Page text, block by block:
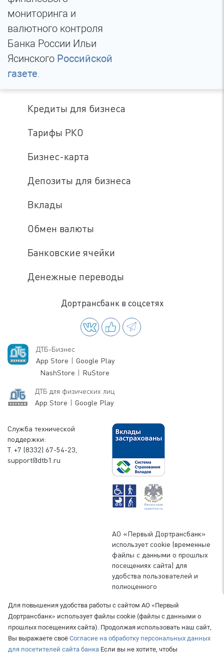
мониторинга и
валютного контроля
Банка России Ильи
Ясинского Российской
газете.
Для повышения удобства работы с сайтом АО «Первый
Дортрансбанк» использует файлы cookie (файлы с данными о
прошлых посещениях сайта). Продолжая использовать наш сайт,
Вы выражаете своё Согласие на обработку персональных данных
для посетителей сайта банка Если вы не хотите, чтобы
Кредиты для бизнеса
Тарифы РКО
Бизнес-карта
Депозиты для бизнеса
Вклады
Обмен валюты
Банковские ячейки
Денежные переводы
Дортрансбанк в соцсетях
ДТБ-Бизнес
App Store | Google Play
NashStore | RuStore
ДТБ для физических лиц
App Store | Google Play
Служба технической
поддержки:
Т. +7 (8332) 67-54-23,
support@dtb1.ru
АО «Первый Дортрансбанк»
использует cookie (временные
файлы с данными о прошлых
посещениях сайта) для
удобства пользователей и
полноценного
можете запретить сохранение
cookie в настройках своего
браузера.Подробнее о
политике обработки
персональных данных в банке